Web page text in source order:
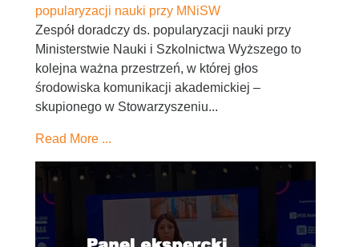
popularyzacji nauki przy MNiSW
Zespół doradczy ds. popularyzacji nauki przy
Ministerstwie Nauki i Szkolnictwa Wyższego to
kolejna ważna przestrzeń, w której głos
środowiska komunikacji akademickiej –
skupionego w Stowarzyszeniu...
Read More ...